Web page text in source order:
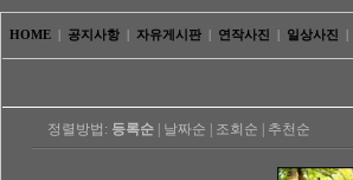
HOME 공지사항 자유게시판 연작사진 일상사진
정렬방법: 등록순| 날짜순 조회순 추천순